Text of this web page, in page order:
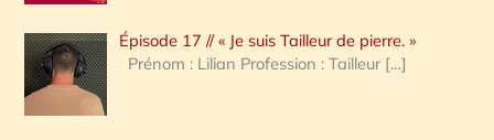
c
h
e
Épisode 17 // « Je suis Tailleur de pierre. »
Prénom : Lilian Profession : Tailleur […]